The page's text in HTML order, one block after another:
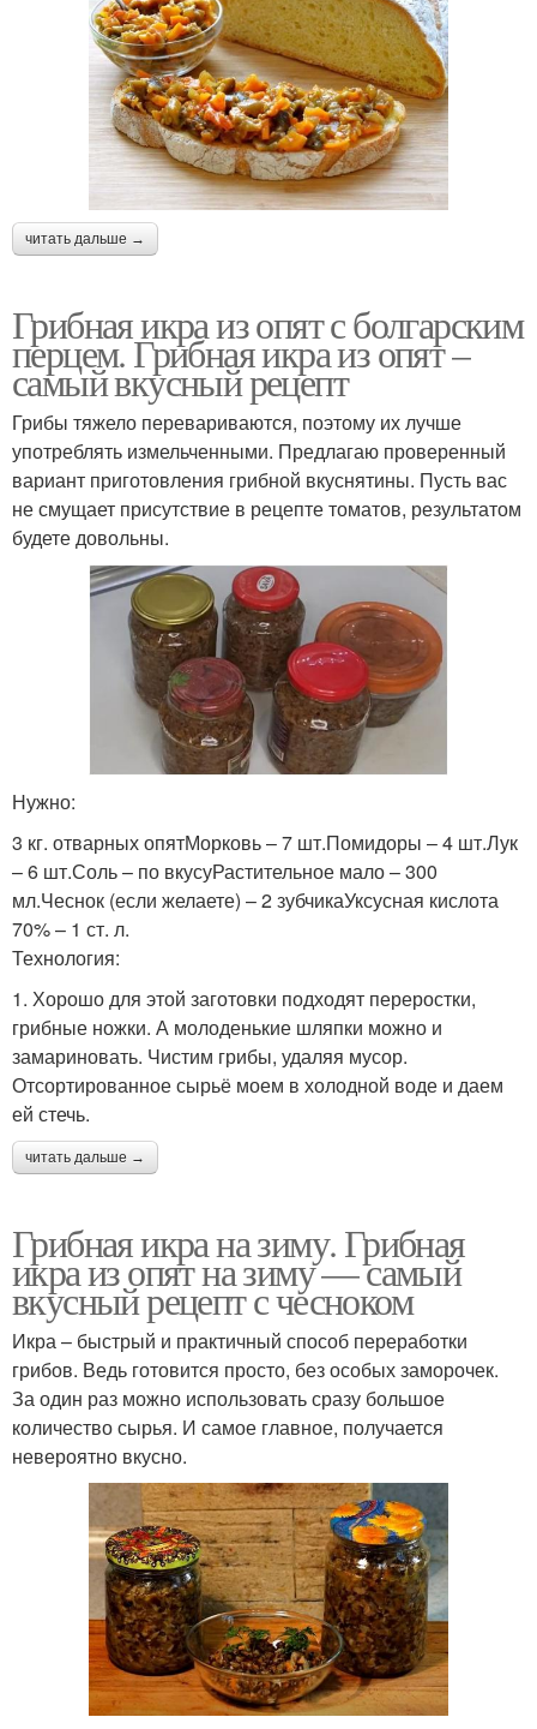
читать дальше →
Грибная икра из опят с болгарским
перцем. Грибная икра из опят –
самый вкусный рецепт
Грибы тяжело перевариваются, поэтому их лучше
употреблять измельченными. Предлагаю проверенный
вариант приготовления грибной вкуснятины. Пусть вас
не смущает присутствие в рецепте томатов, результатом
будете довольны.
Нужно:
3 кг. отварных опятМорковь – 7 шт.Помидоры – 4 шт.Лук
– 6 шт.Соль – по вкусуРастительное мало – 300
мл.Чеснок (если желаете) – 2 зубчикаУксусная кислота
70% – 1 ст. л.
Технология:
1. Хорошо для этой заготовки подходят переростки,
грибные ножки. А молоденькие шляпки можно и
замариновать. Чистим грибы, удаляя мусор.
Отсортированное сырьё моем в холодной воде и даем
ей стечь.
читать дальше →
Грибная икра на зиму. Грибная
икра из опят на зиму — самый
вкусный рецепт с чесноком
Икра – быстрый и практичный способ переработки
грибов. Ведь готовится просто, без особых заморочек.
За один раз можно использовать сразу большое
количество сырья. И самое главное, получается
невероятно вкусно.